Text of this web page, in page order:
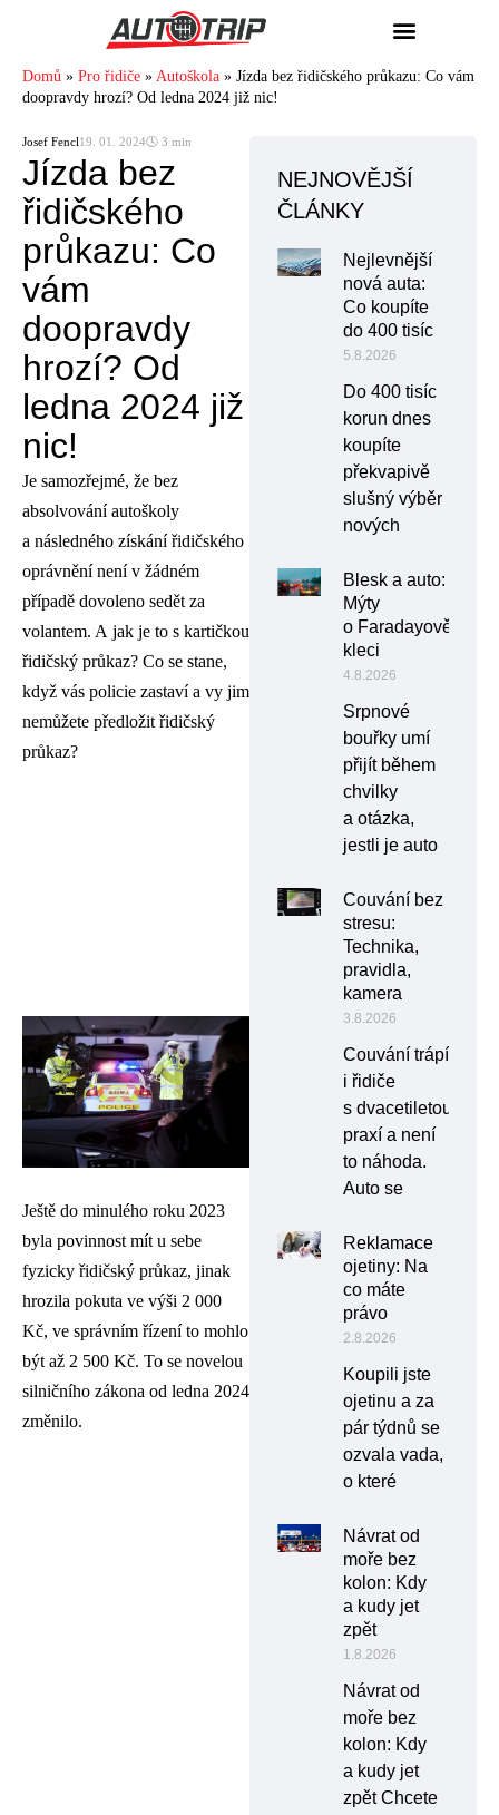
Domů » Pro řidiče » Autoškola » Jízda bez řidičského průkazu: Co vám
doopravdy hrozí? Od ledna 2024 již nic!
Josef Fencl19. 01. 2024🕓 3 min
Jízda bez
řidičského
průkazu: Co
vám
doopravdy
hrozí? Od
ledna 2024 již
nic!
Je samozřejmé, že bez
absolvování autoškoly
a následného získání řidičského
oprávnění není v žádném
případě dovoleno sedět za
volantem. A jak je to s kartičkou
řidičský průkaz? Co se stane,
když vás policie zastaví a vy jim
nemůžete předložit řidičský
průkaz?
Ještě do minulého roku 2023
byla povinnost mít u sebe
fyzicky řidičský průkaz, jinak
hrozila pokuta ve výši 2 000
Kč, ve správním řízení to mohlo
být až 2 500 Kč. To se novelou
silničního zákona od ledna 2024
změnilo.
NEJNOVĚJŠÍ
ČLÁNKY
Nejlevnější
nová auta:
Co koupíte
do 400 tisíc
5.8.2026
Do 400 tisíc
korun dnes
koupíte
překvapivě
slušný výběr
nových
Blesk a auto:
Mýty
o Faradayově
kleci
4.8.2026
Srpnové
bouřky umí
přijít během
chvilky
a otázka,
jestli je auto
Couvání bez
stresu:
Technika,
pravidla,
kamera
3.8.2026
Couvání trápí
i řidiče
s dvacetiletou
praxí a není
to náhoda.
Auto se
Reklamace
ojetiny: Na
co máte
právo
2.8.2026
Koupili jste
ojetinu a za
pár týdnů se
ozvala vada,
o které
Návrat od
moře bez
kolon: Kdy
a kudy jet
zpět
1.8.2026
Návrat od
moře bez
kolon: Kdy
a kudy jet
zpět Chcete